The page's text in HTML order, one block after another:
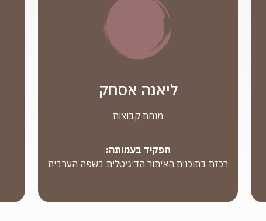
ליאנה אסחק
מנחת קבוצות
תפקיד בעמותה:
רכזת בתוכנית האיתור הדיגיטלית בשפה הערבית